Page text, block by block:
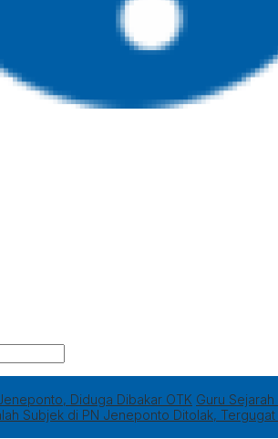
Diduga Dibakar OTK Guru
Subjek di PN Jeneponto Ditolak,